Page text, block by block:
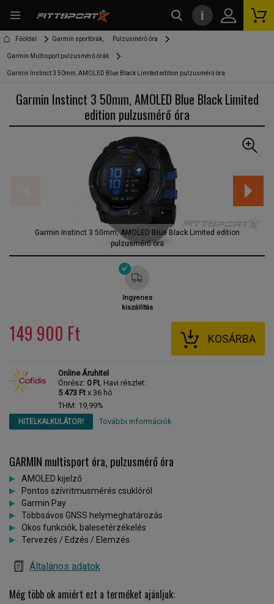
Főoldal Garmin sportórák, Pulzusmérő óra
Garmin Multisport pulzusmérő órák
Garmin Instinct 3 50mm, AMOLED Blue Black Limited edition pulzusmérő óra
Garmin Instinct 3 50mm, AMOLED Blue Black Limited
edition pulzusmérő óra
Garmin Instinct 3 50mm, AMOLED Blue Black Limited edition
pulzusmérő óra
Ingyenes
kiszállítás
149 900 Ft KOSÁRBA
Online Áruhitel
Önrész: 0 Ft, Havi részlet:
5 473 Ft x 36 hó
THM: 19,99%
HITELKALKULÁTOR! További információk
GARMIN multisport óra, pulzusmérő óra
AMOLED kijelző
Pontos szívritmusmérés csuklóról
Garmin Pay
Többsávos GNSS helymeghatározás
Okos funkciók, balesetérzékelés
Tervezés / Edzés / Elemzés
Általános adatok
Még több ok amiért ezt a terméket ajánljuk:
i
kereső